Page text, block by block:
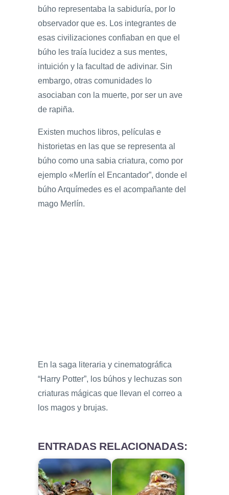
búho representaba la sabiduría, por lo
observador que es. Los integrantes de
esas civilizaciones confiaban en que el
búho les traía lucidez a sus mentes,
intuición y la facultad de adivinar. Sin
embargo, otras comunidades lo
asociaban con la muerte, por ser un ave
de rapiña.
Existen muchos libros, películas e
historietas en las que se representa al
búho como una sabia criatura, como por
ejemplo «Merlín el Encantador”, donde el
búho Arquímedes es el acompañante del
mago Merlín.
En la saga literaria y cinematográfica
“Harry Potter”, los búhos y lechuzas son
criaturas mágicas que llevan el correo a
los magos y brujas.
ENTRADAS RELACIONADAS: